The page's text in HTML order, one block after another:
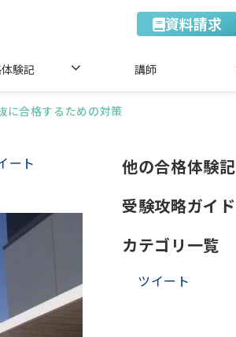
資料請求
験記 講師
に合格するための対策
ート
他の合格体験記
受験攻略ガイド
カテゴリ一覧
ツイート